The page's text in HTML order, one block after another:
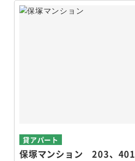
貸アパート
保塚マンション 203、401